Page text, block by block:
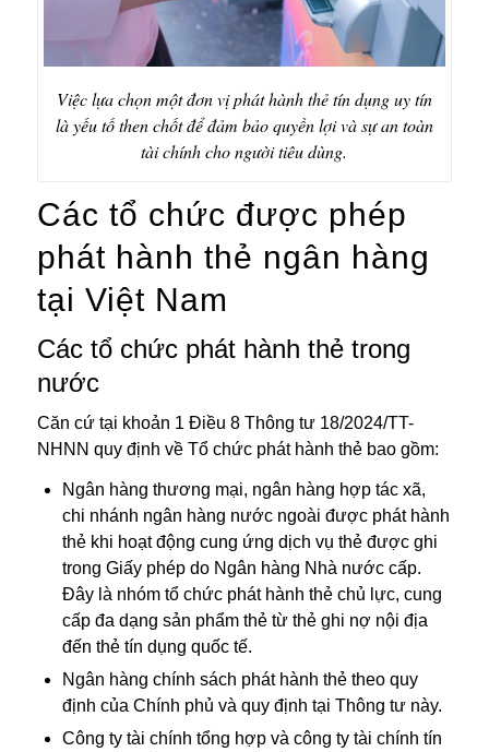
Việc lựa chọn một đơn vị phát hành thẻ tín dụng uy tín
là yếu tố then chốt để đảm bảo quyền lợi và sự an toàn
tài chính cho người tiêu dùng.
Các tổ chức được phép
phát hành thẻ ngân hàng
tại Việt Nam
Các tổ chức phát hành thẻ trong
nước
Căn cứ tại khoản 1 Điều 8 Thông tư 18/2024/TT-
NHNN quy định về Tổ chức phát hành thẻ bao gồm:
Ngân hàng thương mại, ngân hàng hợp tác xã,
chi nhánh ngân hàng nước ngoài được phát hành
thẻ khi hoạt động cung ứng dịch vụ thẻ được ghi
trong Giấy phép do Ngân hàng Nhà nước cấp.
Đây là nhóm tổ chức phát hành thẻ chủ lực, cung
cấp đa dạng sản phẩm thẻ từ thẻ ghi nợ nội địa
đến thẻ tín dụng quốc tế.
Ngân hàng chính sách phát hành thẻ theo quy
định của Chính phủ và quy định tại Thông tư này.
Công ty tài chính tổng hợp và công ty tài chính tín